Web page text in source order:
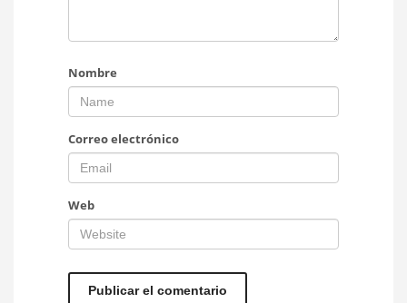
Nombre
Correo electrónico
Web